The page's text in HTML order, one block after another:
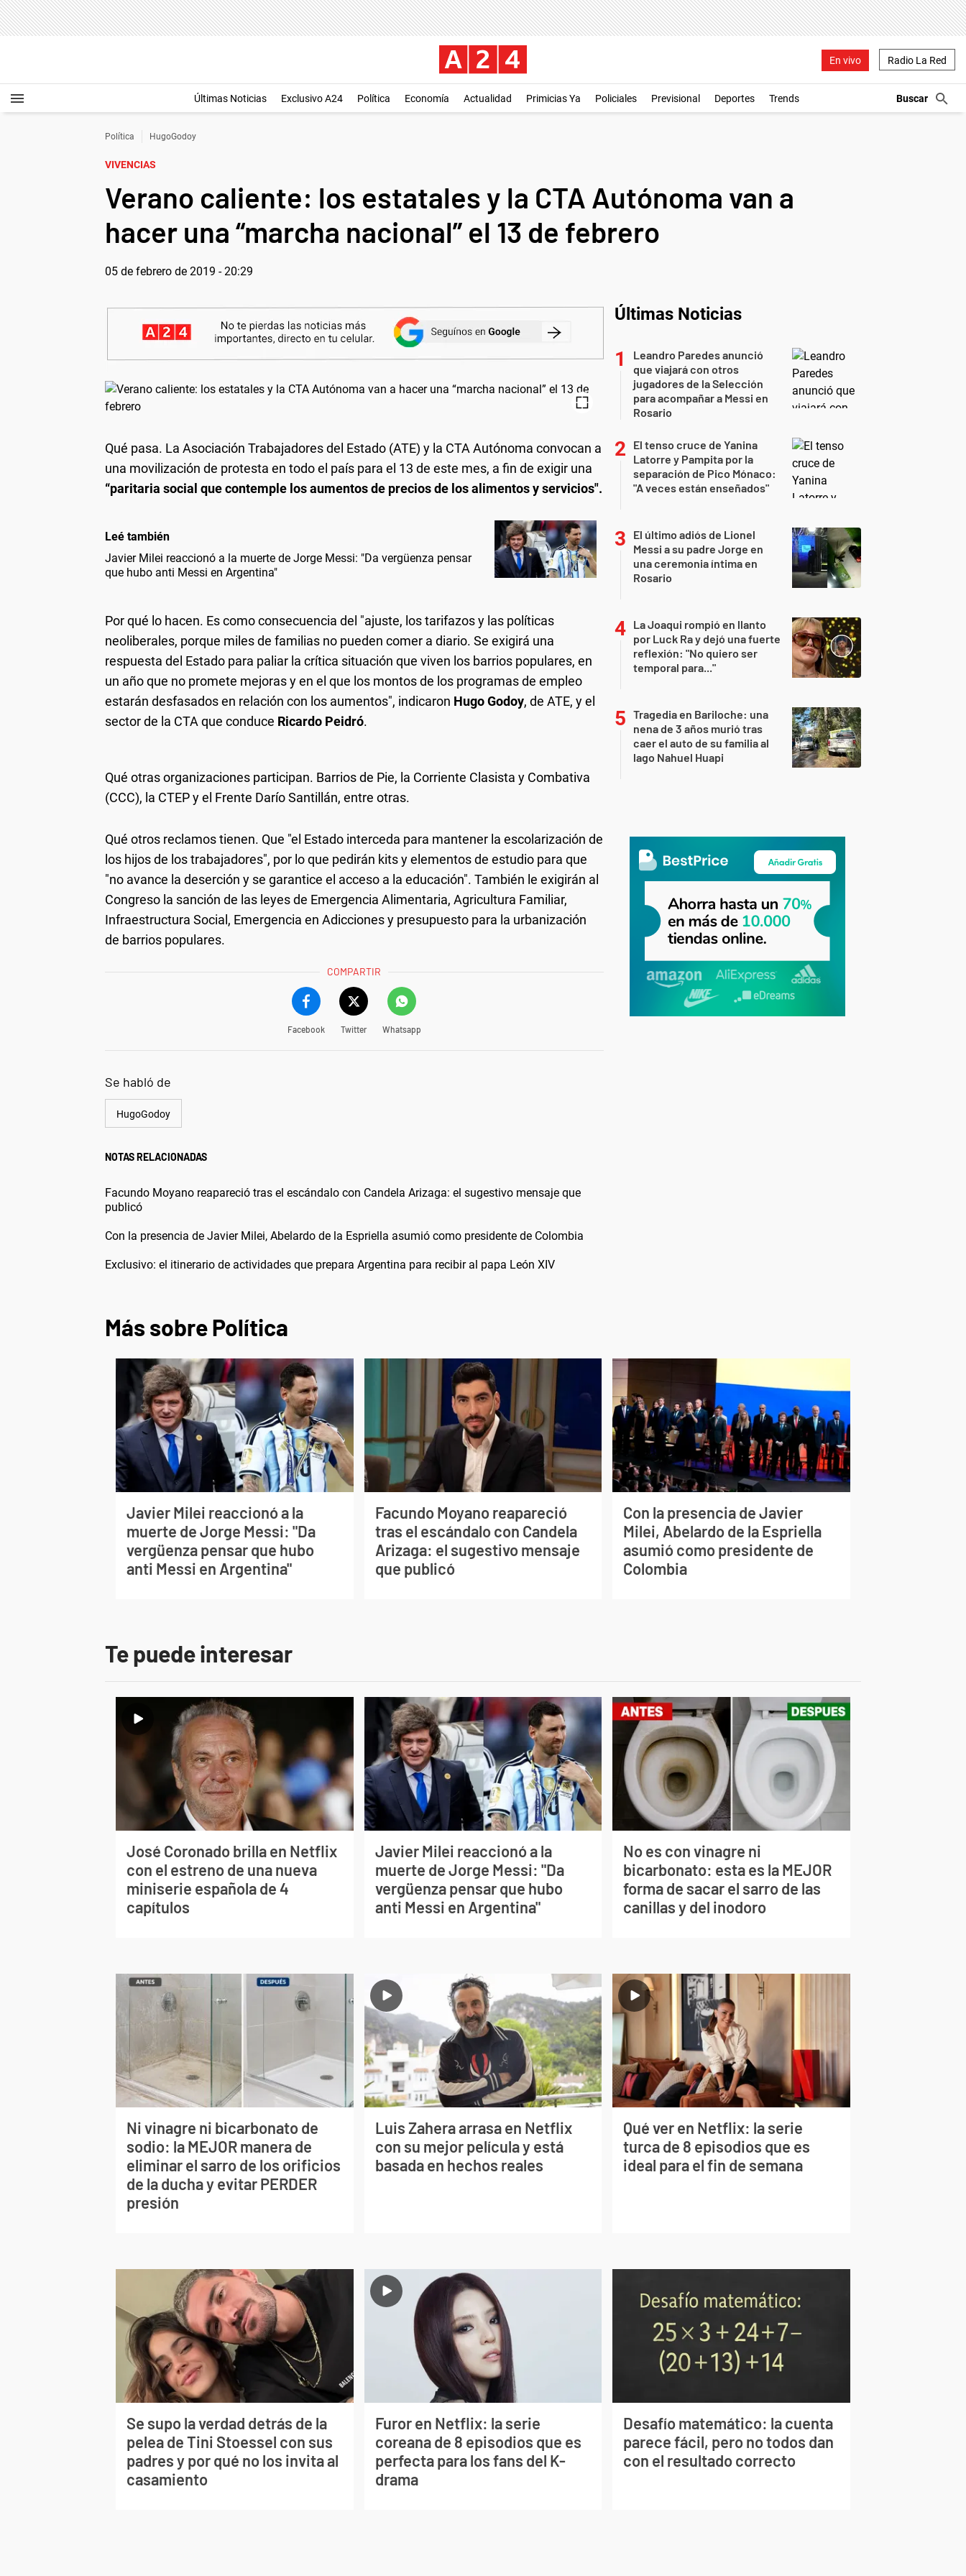
En vivo Radio La Red
Últimas Noticias Exclusivo A24 Política Economía Actualidad Primicias Ya Policiales Previsional Deportes Trends
Política HugoGodoy
VIVENCIAS
Verano caliente: los estatales y la CTA Autónoma van a
hacer una “marcha nacional” el 13 de febrero
05 de febrero de 2019 - 20:29
Qué pasa. La Asociación Trabajadores del Estado (ATE) y la CTA Autónoma convocan a
una movilización de protesta en todo el país para el 13 de este mes, a fin de exigir una
“paritaria social que contemple los aumentos de precios de los alimentos y servicios".
Leé también
Javier Milei reaccionó a la muerte de Jorge Messi: "Da vergüenza pensar
que hubo anti Messi en Argentina"
Por qué lo hacen. Es como consecuencia del "ajuste, los tarifazos y las políticas
neoliberales, porque miles de familias no pueden comer a diario. Se exigirá una
respuesta del Estado para paliar la crítica situación que viven los barrios populares, en
un año que no promete mejoras y en el que los montos de los programas de empleo
estarán desfasados en relación con los aumentos", indicaron Hugo Godoy, de ATE, y el
sector de la CTA que conduce Ricardo Peidró.
Qué otras organizaciones participan. Barrios de Pie, la Corriente Clasista y Combativa
(CCC), la CTEP y el Frente Darío Santillán, entre otras.
Qué otros reclamos tienen. Que "el Estado interceda para mantener la escolarización de
los hijos de los trabajadores", por lo que pedirán kits y elementos de estudio para que
"no avance la deserción y se garantice el acceso a la educación". También le exigirán al
Congreso la sanción de las leyes de Emergencia Alimentaria, Agricultura Familiar,
Infraestructura Social, Emergencia en Adicciones y presupuesto para la urbanización
de barrios populares.
COMPARTIR
Facebook Twitter Whatsapp
Se habló de
HugoGodoy
NOTAS RELACIONADAS
Facundo Moyano reapareció tras el escándalo con Candela Arizaga: el sugestivo mensaje que
publicó
Con la presencia de Javier Milei, Abelardo de la Espriella asumió como presidente de Colombia
Exclusivo: el itinerario de actividades que prepara Argentina para recibir al papa León XIV
Últimas Noticias
Leandro Paredes anunció
que viajará con otros
jugadores de la Selección
para acompañar a Messi en
Rosario
El tenso cruce de Yanina
Latorre y Pampita por la
separación de Pico Mónaco:
"A veces están enseñados"
El último adiós de Lionel
Messi a su padre Jorge en
una ceremonia íntima en
Rosario
La Joaqui rompió en llanto
por Luck Ra y dejó una fuerte
reflexión: "No quiero ser
temporal para..."
Tragedia en Bariloche: una
nena de 3 años murió tras
caer el auto de su familia al
lago Nahuel Huapi
Más sobre Política
Javier Milei reaccionó a la
muerte de Jorge Messi: "Da
vergüenza pensar que hubo
anti Messi en Argentina"
Facundo Moyano reapareció
tras el escándalo con Candela
Arizaga: el sugestivo mensaje
que publicó
Con la presencia de Javier
Milei, Abelardo de la Espriella
asumió como presidente de
Colombia
Te puede interesar
José Coronado brilla en Netflix
con el estreno de una nueva
miniserie española de 4
capítulos
Javier Milei reaccionó a la
muerte de Jorge Messi: "Da
vergüenza pensar que hubo
anti Messi en Argentina"
No es con vinagre ni
bicarbonato: esta es la MEJOR
forma de sacar el sarro de las
canillas y del inodoro
Ni vinagre ni bicarbonato de
sodio: la MEJOR manera de
eliminar el sarro de los orificios
de la ducha y evitar PERDER
presión
Luis Zahera arrasa en Netflix
con su mejor película y está
basada en hechos reales
Qué ver en Netflix: la serie
turca de 8 episodios que es
ideal para el fin de semana
Se supo la verdad detrás de la
pelea de Tini Stoessel con sus
padres y por qué no los invita al
casamiento
Furor en Netflix: la serie
coreana de 8 episodios que es
perfecta para los fans del K-
drama
Desafío matemático: la cuenta
parece fácil, pero no todos dan
con el resultado correcto